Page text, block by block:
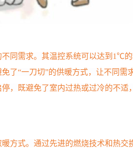
同需求。其温控系统可以达到1℃
了“一刀切”的供暖方式，让不同需
，既避免了室内过热或过冷的不适
方式。通过先进的燃烧技术和热交